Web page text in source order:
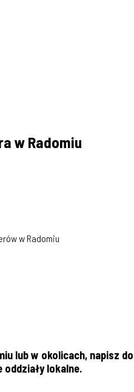
w Radomiu
w Radomiu
lub w okolicach, napisz do
oddziały lokalne.